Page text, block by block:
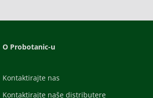
O Probotanic-u
Kontaktirajte nas
Kontaktirajte naše distributere